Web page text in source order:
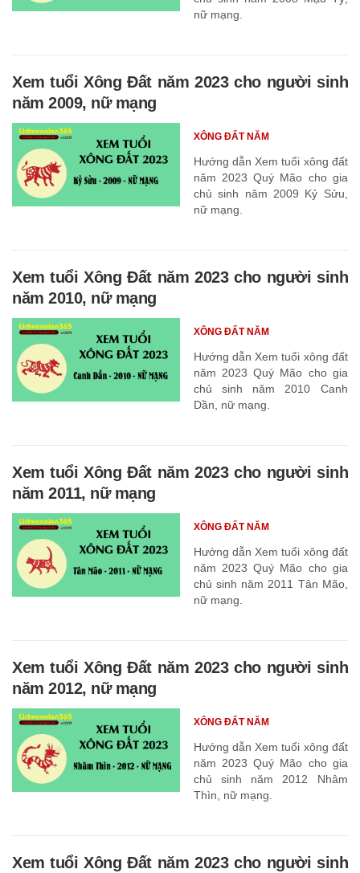
nữ mạng.
Xem tuổi Xông Đất năm 2023 cho người sinh
năm 2009, nữ mạng
Hướng dẫn Xem tuổi xông đất
năm 2023 Quý Mão cho gia
chủ sinh năm 2009 Kỷ Sửu,
nữ mạng.
XÔNG ĐẤT NĂM
Xem tuổi Xông Đất năm 2023 cho người sinh
năm 2010, nữ mạng
Hướng dẫn Xem tuổi xông đất
năm 2023 Quý Mão cho gia
chủ sinh năm 2010 Canh
Dần, nữ mạng.
XÔNG ĐẤT NĂM
Xem tuổi Xông Đất năm 2023 cho người sinh
năm 2011, nữ mạng
Hướng dẫn Xem tuổi xông đất
năm 2023 Quý Mão cho gia
chủ sinh năm 2011 Tân Mão,
nữ mạng.
XÔNG ĐẤT NĂM
Xem tuổi Xông Đất năm 2023 cho người sinh
năm 2012, nữ mạng
Hướng dẫn Xem tuổi xông đất
năm 2023 Quý Mão cho gia
chủ sinh năm 2012 Nhâm
Thìn, nữ mạng.
XÔNG ĐẤT NĂM
Xem tuổi Xông Đất năm 2023 cho người sinh